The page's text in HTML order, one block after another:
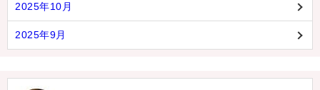
2025年10月
2025年9月